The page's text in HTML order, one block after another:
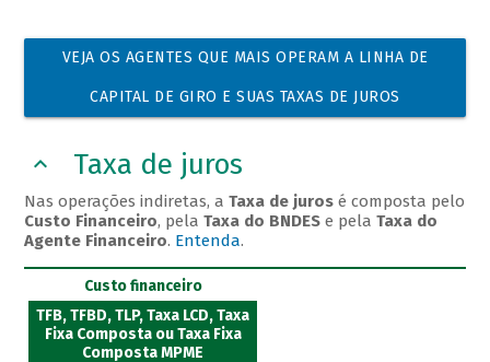
VEJA OS AGENTES QUE MAIS OPERAM A LINHA DE
CAPITAL DE GIRO E SUAS TAXAS DE JUROS
Taxa de juros
Nas operações indiretas, aTaxa de juros é composta pelo
Custo Financeiro, pelaTaxa do BNDES e pelaTaxa do
Agente Financeiro. Entenda.
Custo financeiro
TFB, TFBD, TLP, Taxa LCD, Taxa
Fixa Composta ou Taxa Fixa
Composta MPME